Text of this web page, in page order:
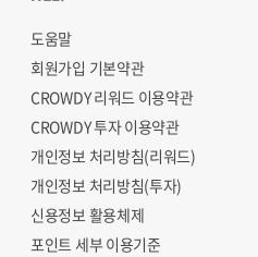
도움말
회원가입 기본약관
CROWDY 리워드 이용약관
CROWDY 투자 이용약관
개인정보 처리방침(리워드)
개인정보 처리방침(투자)
신용정보 활용체제
포인트 세부 이용기준